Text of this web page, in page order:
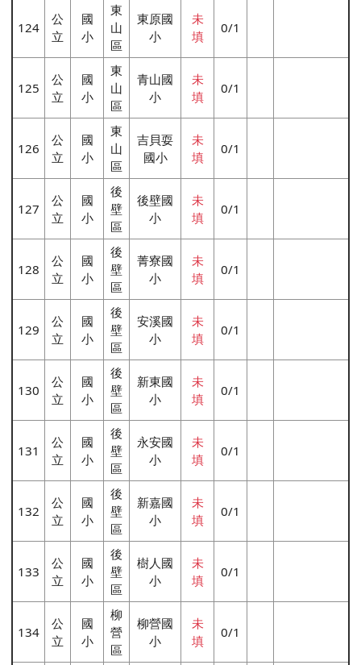
124
公
立
國
小
東
山
區
東原國
小
未
填
0/1
125
公
立
國
小
東
山
區
青山國
小
未
填
0/1
126
公
立
國
小
東
山
區
吉貝耍
國小
未
填
0/1
127
公
立
國
小
後
壁
區
後壁國
小
未
填
0/1
128
公
立
國
小
後
壁
區
菁寮國
小
未
填
0/1
129
公
立
國
小
後
壁
區
安溪國
小
未
填
0/1
130
公
立
國
小
後
壁
區
新東國
小
未
填
0/1
131
公
立
國
小
後
壁
區
永安國
小
未
填
0/1
132
公
立
國
小
後
壁
區
新嘉國
小
未
填
0/1
133
公
立
國
小
後
壁
區
樹人國
小
未
填
0/1
134
公
立
國
小
柳
營
區
柳營國
小
未
填
0/1